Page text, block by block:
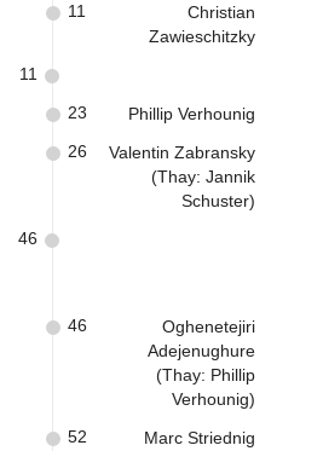
Christian
Zawieschitzky
11
11
Phillip Verhounig
23
Valentin Zabransky
(Thay: Jannik
Schuster)
26
46
Oghenetejiri
Adejenughure
(Thay: Phillip
Verhounig)
46
Marc Striednig
52